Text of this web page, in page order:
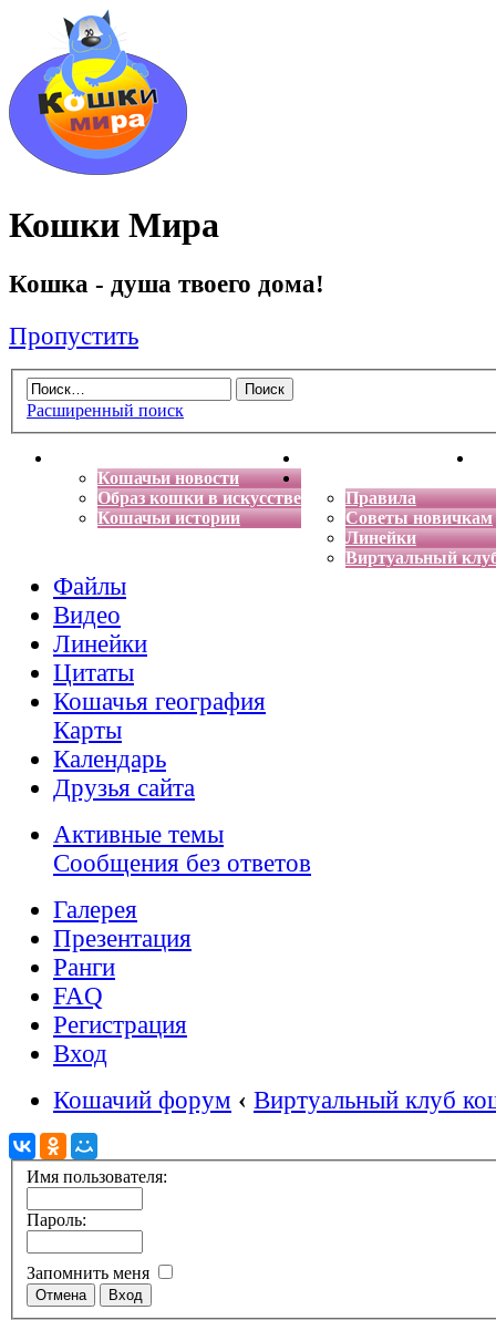
Кошки Мира
Кошка - душа твоего дома!
Пропустить
Расширенный поиск
Кошачьи новости
Образ кошки в искусстве
Кошачьи истории
Энциклопедия кошек
Правила
Советы новичкам
Линейки
Виртуальный
Файлы
Видео
Линейки
Цитаты
Кошачья география
Карты
Календарь
Друзья сайта
Активные темы
Сообщения без ответов
Галерея
Презентация
Ранги
FAQ
Регистрация
Вход
Кошачий форум ‹ Виртуальный клуб
Имя пользователя:
Пароль:
Запомнить меня